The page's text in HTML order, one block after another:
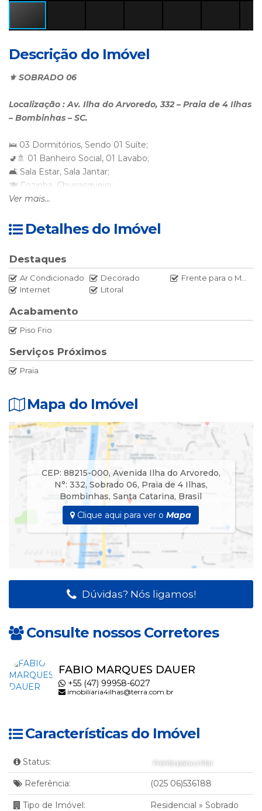
Descrição do Imóvel
⚜️ SOBRADO 06
Localização : Av. Ilha do Arvoredo, 332 – Praia de 4 Ilhas
– Bombinhas – SC.
🛌 03 Dormitórios, Sendo 01 Suíte;
🚽🚿 01 Banheiro Social, 01 Lavabo;
🛋 Sala Estar, Sala Jantar;
🍽 Cozinha, Churrasqueira;
🫧🪣 Lavanderia com Máquina de Lavar Roupa;
🚗 02 Vagas Garagem Aberta e Descoberta.
Dependências
🛌 01 SUÍTE – 01 Cama Box Casal + 01 Cama Box Solteiro
com Ar Split.
🛌 01 Dormitório – 01 Cama Box Casal + 01 Cama Box
Solteiro com Ar Split.
👨‍👩‍👧‍👦 Acomodação até 08 Pessoas.
✨️🌊🌴 Pontos fortes
Localização 20 metros da Praia.
Ver mais...
Detalhes do Imóvel
Destaques
Ar Condicionado Decorado
Frente para o Mar
Internet
Litoral
Acabamento
Piso Frio
Serviços Próximos
Praia
Mapa do Imóvel
CEP: 88215-000, Avenida Ilha do Arvoredo,
N°: 332, Sobrado 06, Praia de 4 Ilhas,
Bombinhas,Santa Catarina, Brasil
Clique aqui para ver oMapa
Dúvidas? Nós ligamos!
Consulte nossos Corretores
FABIO MARQUES DAUER
+55 (47) 99958-6027
imobiliaria4ilhas@terra.com.br
Características do Imóvel
Status: Frente para o Mar
Referência: (025 06)536188
Tipo de Imóvel: Residencial » Sobrado